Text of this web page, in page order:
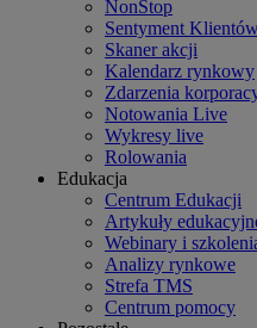
NonStop
Sentyment
Skaner akcji
Kalendarz rynkowy
Zdarzenia
Notowania Live
Wykresy live
Rolowania
Edukacja
Centrum Edukacji
Artykuły
Webinary i
Analizy rynkowe
Strefa TMS
Centrum pomocy